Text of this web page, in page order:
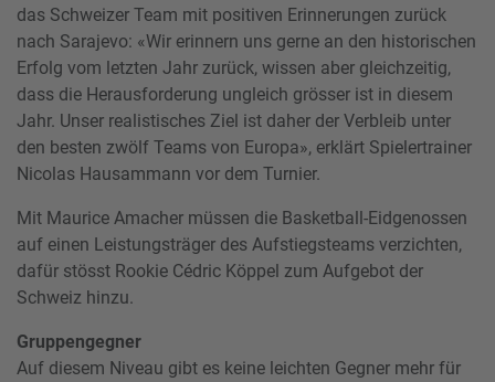
das Schweizer Team mit positiven Erinnerungen zurück
nach Sarajevo: «Wir erinnern uns gerne an den historischen
Erfolg vom letzten Jahr zurück, wissen aber gleichzeitig,
dass die Herausforderung ungleich grösser ist in diesem
Jahr. Unser realistisches Ziel ist daher der Verbleib unter
den besten zwölf Teams von Europa», erklärt Spielertrainer
Nicolas Hausammann vor dem Turnier.
Mit Maurice Amacher müssen die Basketball-Eidgenossen
auf einen Leistungsträger des Aufstiegsteams verzichten,
dafür stösst Rookie Cédric Köppel zum Aufgebot der
Schweiz hinzu.
Gruppengegner
Auf diesem Niveau gibt es keine leichten Gegner mehr für